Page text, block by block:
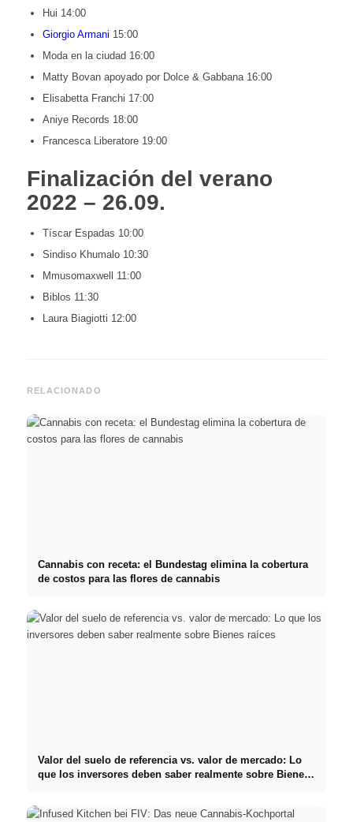
Hui 14:00
Giorgio Armani 15:00
Moda en la ciudad 16:00
Matty Bovan apoyado por Dolce & Gabbana 16:00
Elisabetta Franchi 17:00
Aniye Records 18:00
Francesca Liberatore 19:00
Finalización del verano
2022 – 26.09.
Tíscar Espadas 10:00
Sindiso Khumalo 10:30
Mmusomaxwell 11:00
Biblos 11:30
Laura Biagiotti 12:00
RELACIONADO
Cannabis con receta: el Bundestag elimina la cobertura
de costos para las flores de cannabis
Valor del suelo de referencia vs. valor de mercado: Lo
que los inversores deben saber realmente sobre Bienes